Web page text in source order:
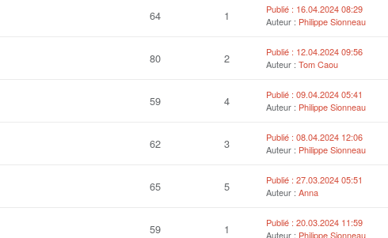
64 1
Publié : 16.04.2024 08:29
Auteur : Philippe Sionneau
80 2
Publié : 12.04.2024 09:56
Auteur : Tom Caou
59 4
Publié : 09.04.2024 05:41
Auteur : Philippe Sionneau
62 3
Publié : 08.04.2024 12:06
Auteur : Philippe Sionneau
65 5
Publié : 27.03.2024 05:51
Auteur : Anna
59 1
Publié : 20.03.2024 11:59
Auteur : Philippe Sionneau